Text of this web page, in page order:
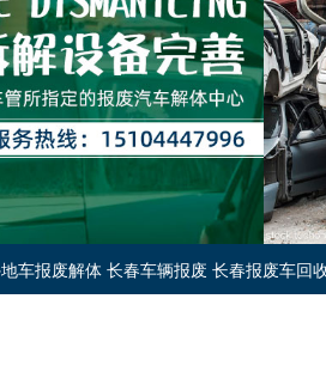
报废解体 长春车辆报废 长春报废车回